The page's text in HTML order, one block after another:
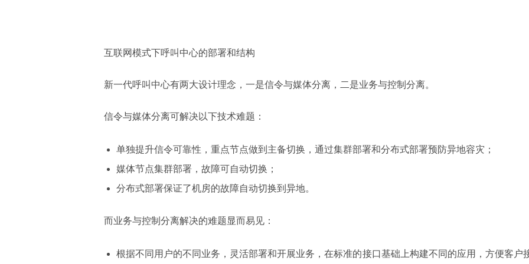
互联网模式下呼叫中心的部署和结构
新一代呼叫中心有两大设计理念，一是信令与媒体分离，二是业务与控制分离。
信令与媒体分离可解决以下技术难题：
单独提升信令可靠性，重点节点做到主备切换，通过集群部署和分布式部署预防异地容灾；
媒体节点集群部署，故障可自动切换；
分布式部署保证了机房的故障自动切换到异地。
而业务与控制分离解决的难题显而易见：
根据不同用户的不同业务，灵活部署和开展业务，在标准的接口基础上构建不同的应用，方便客户